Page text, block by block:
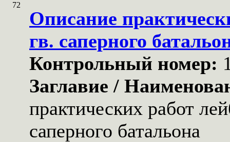
72
Описание
гв. саперного
Контрольный номер:
Заглавие /
практических работ
саперного батальона